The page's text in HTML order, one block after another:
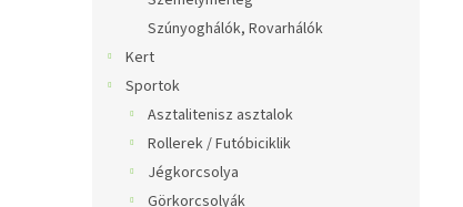
Szúnyoghálók, Rovarhálók
Kert
Sportok
Asztalitenisz asztalok
Rollerek / Futóbiciklik
Jégkorcsolya
Görkorcsolyák